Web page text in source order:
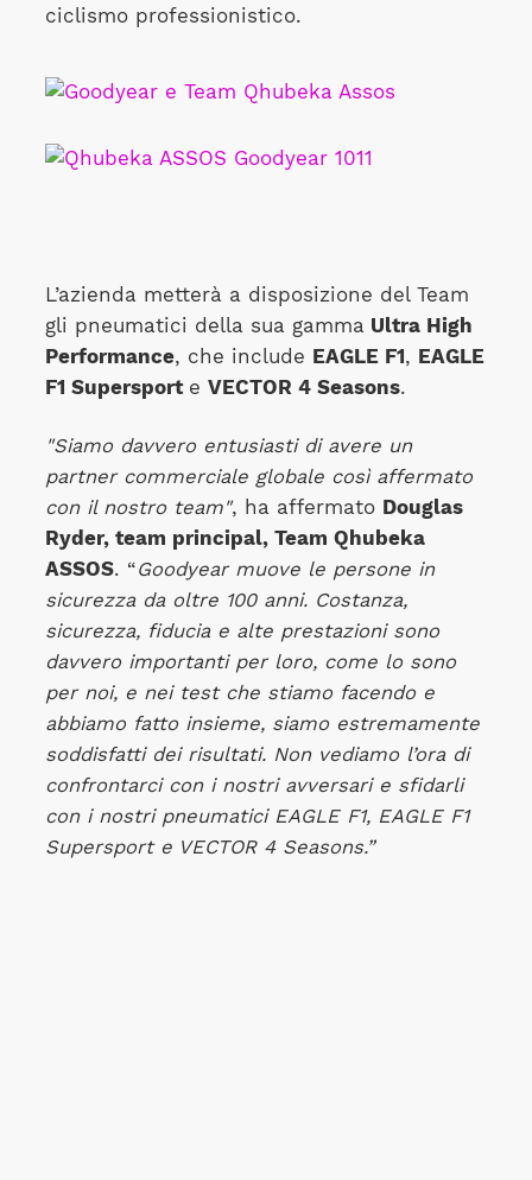
ciclismo professionistico.
L’azienda metterà a disposizione del Team
gli pneumatici della sua gammaUltra High
Performance, che include EAGLE F1, EAGLE
F1 Supersport e VECTOR 4 Seasons.
"Siamo davvero entusiasti di avere un
partner commerciale globale così affermato
con il nostro team", ha affermato Douglas
Ryder, team principal, Team Qhubeka
ASSOS. “Goodyear muove le persone in
sicurezza da oltre 100 anni. Costanza,
sicurezza, fiducia e alte prestazioni sono
davvero importanti per loro, come lo sono
per noi, e nei test che stiamo facendo e
abbiamo fatto insieme, siamo estremamente
soddisfatti dei risultati. Non vediamo l’ora di
confrontarci con i nostri avversari e sfidarli
con i nostri pneumatici EAGLE F1, EAGLE F1
Supersport e VECTOR 4 Seasons.”